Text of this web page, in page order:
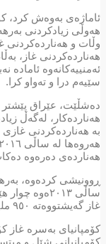
ئاماژەی بەوەش كرد،
هەوڵی زیادكردنی
وڵات و هەناردەكردنی
هەناردەكردنی غاز،
ئەمنییەكانەوە
سێیەم درا و تەواو كرا.
دەشڵێت، عێراق پێشتر
هەناردەكار، لەگەڵ
بە هەناردەكردنی غازی
هەناردەی دەرەوە دەكات،
ڕوونیشی كردەوە،
ساڵی
غاز گەیشتووەتە ٩٥٠ ملیۆن پێ سێجای ستاندارد.
كۆمپانیای بەسرە غاز
كۆمپانیانی شێل و